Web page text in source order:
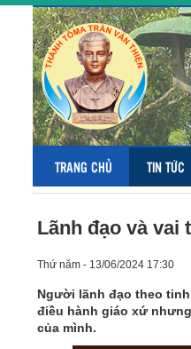
TRANG CHỦ TIN TỨC
Lãnh đạo và vai
Thứ năm - 13/06/2024 17:30
Người lãnh đạo theo
điều hành giáo xứ
của mình.